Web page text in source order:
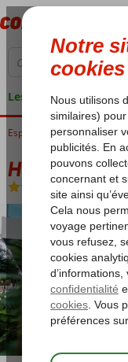
Les garanties de
Espagne Costa del Sol
Hotel MS
Logement-